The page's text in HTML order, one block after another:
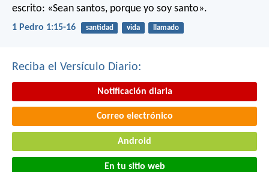
escrito: «Sean santos, porque yo soy santo».
1 Pedro 1:15-16 santidad vida llamado
Reciba el Versículo Diario:
Notificación diaria
Correo electrónico
Android
En tu sitio web